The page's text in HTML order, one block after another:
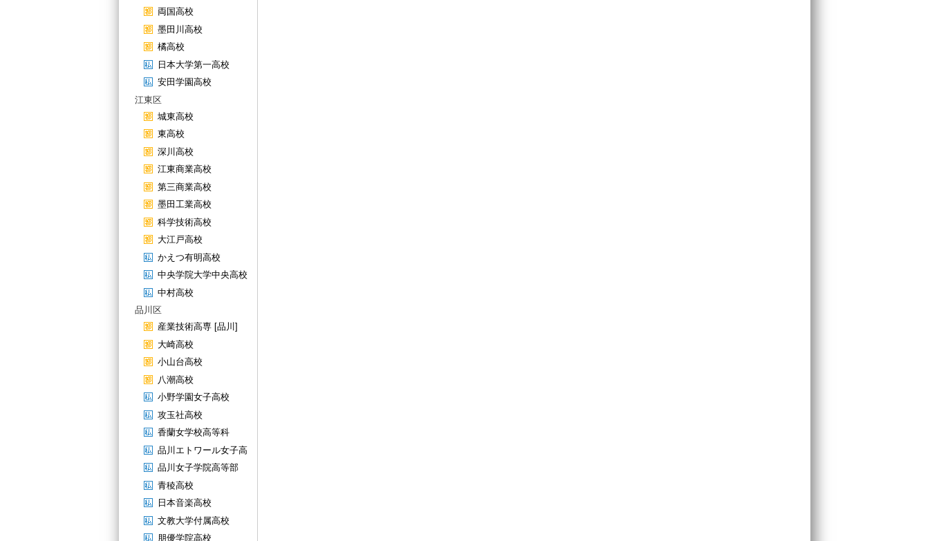
両国高校
墨田川高校
橘高校
日本大学第一高校
安田学園高校
江東区
城東高校
東高校
深川高校
江東商業高校
第三商業高校
墨田工業高校
科学技術高校
大江戸高校
かえつ有明高校
中央学院大学中央高校
中村高校
品川区
産業技術高専 [品川]
大崎高校
小山台高校
八潮高校
小野学園女子高校
攻玉社高校
香蘭女学校高等科
品川エトワール女子高
品川女子学院高等部
青稜高校
日本音楽高校
文教大学付属高校
朋優学院高校